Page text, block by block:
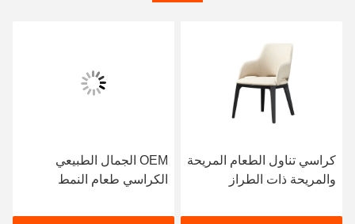
كراسي تناول الطعام المريحة
والمريحة ذات الطراز
يوريثان
OEM الجمال الطبيعي
الكراسي طعام النمط
الصلب